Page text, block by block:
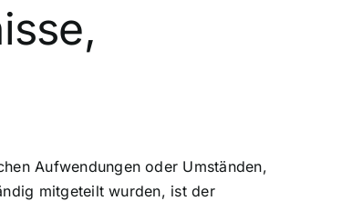
Aufwendungen oder Umständen,
mitgeteilt wurden, ist der